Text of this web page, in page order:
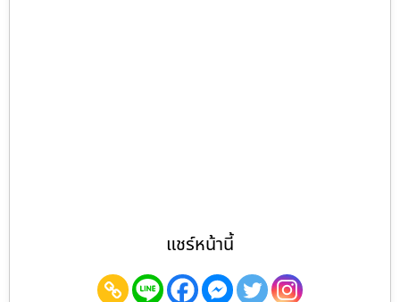
แชร์หน้านี้